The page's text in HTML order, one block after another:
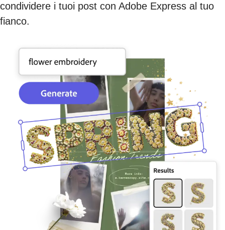
condividere i tuoi post con Adobe Express al tuo
fianco.